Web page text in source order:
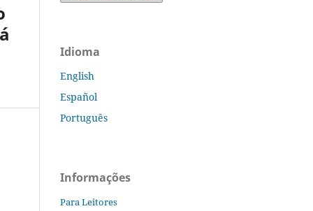
Idioma
English
Español
Português
Informações
Para Leitores